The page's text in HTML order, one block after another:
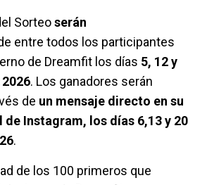
Sorteoserán
entre todos los participantes
de Dreamfit los días 5, 12 y
. Los ganadores serán
de un mensaje directo en su
de Instagram, los días 6,13 y 20
.
de los 100 primeros que